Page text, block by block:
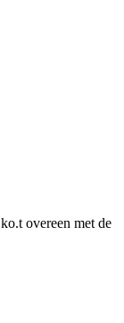
overeen met de